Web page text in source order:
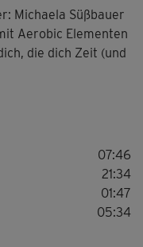
Michaela Süßbauer
Aerobic Elementen
die dich Zeit (und
dich darauf ein,
07:46
21:34
01:47
05:34